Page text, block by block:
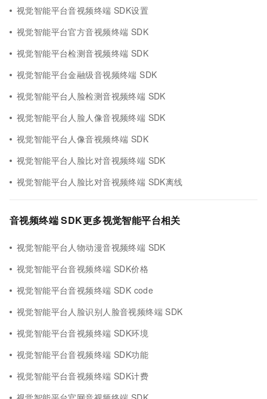
视觉智能平台音视频终端 SDK设置
视觉智能平台官方音视频终端 SDK
视觉智能平台检测音视频终端 SDK
视觉智能平台金融级音视频终端 SDK
视觉智能平台人脸检测音视频终端 SDK
视觉智能平台人脸人像音视频终端 SDK
视觉智能平台人像音视频终端 SDK
视觉智能平台人脸比对音视频终端 SDK
视觉智能平台人脸比对音视频终端 SDK离线
音视频终端 SDK更多视觉智能平台相关
视觉智能平台人物动漫音视频终端 SDK
视觉智能平台音视频终端 SDK价格
视觉智能平台音视频终端 SDK code
视觉智能平台人脸识别人脸音视频终端 SDK
视觉智能平台音视频终端 SDK环境
视觉智能平台音视频终端 SDK功能
视觉智能平台音视频终端 SDK计费